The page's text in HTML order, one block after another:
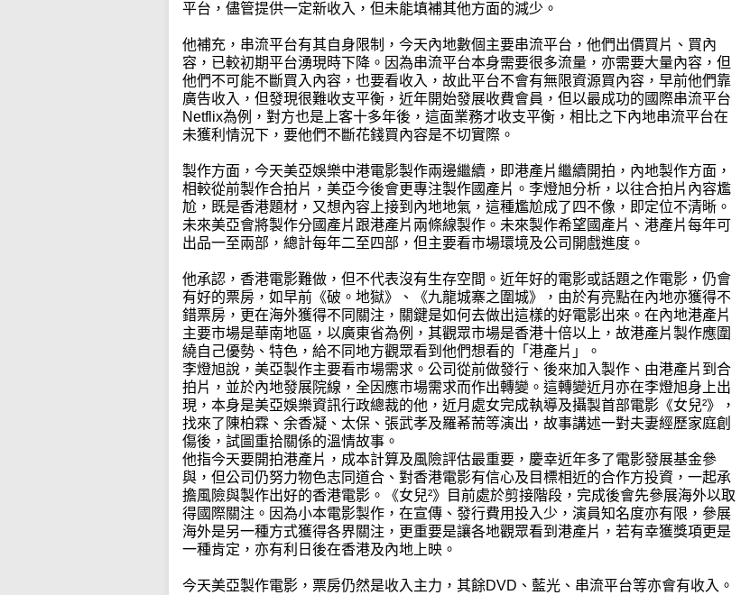
平台，儘管提供一定新收入，但未能填補其他方面的減少。
他補充，串流平台有其自身限制，今天內地數個主要串流平台，他們出價買片、買內
容，已較初期平台湧現時下降。因為串流平台本身需要很多流量，亦需要大量內容，但
他們不可能不斷買入內容，也要看收入，故此平台不會有無限資源買內容，早前他們靠
廣告收入，但發現很難收支平衡，近年開始發展收費會員，但以最成功的國際串流平台
Netflix為例，對方也是上客十多年後，這面業務才收支平衡，相比之下內地串流平台在
未獲利情況下，要他們不斷花錢買內容是不切實際。
製作方面，今天美亞娛樂中港電影製作兩邊繼續，即港產片繼續開拍，內地製作方面，
相較從前製作合拍片，美亞今後會更專注製作國產片。李燈旭分析，以往合拍片內容尷
尬，既是香港題材，又想內容上接到內地地氣，這種尷尬成了四不像，即定位不清晰。
未來美亞會將製作分國產片跟港產片兩條線製作。未來製作希望國產片、港產片每年可
出品一至兩部，總計每年二至四部，但主要看市場環境及公司開戲進度。
他承認，香港電影難做，但不代表沒有生存空間。近年好的電影或話題之作電影，仍會
有好的票房，如早前《破。地獄》、《九龍城寨之圍城》，由於有亮點在內地亦獲得不
錯票房，更在海外獲得不同關注，關鍵是如何去做出這樣的好電影出來。在內地港產片
主要市場是華南地區，以廣東省為例，其觀眾市場是香港十倍以上，故港產片製作應圍
繞自己優勢、特色，給不同地方觀眾看到他們想看的「港產片」。
李燈旭說，美亞製作主要看市場需求。公司從前做發行、後來加入製作、由港產片到合
拍片，並於內地發展院線，全因應市場需求而作出轉變。這轉變近月亦在李燈旭身上出
現，本身是美亞娛樂資訊行政總裁的他，近月處女完成執導及攝製首部電影《女兒²》，
找來了陳柏霖、余香凝、太保、張武孝及羅莃荋等演出，故事講述一對夫妻經歷家庭創
傷後，試圖重拾關係的溫情故事。
他指今天要開拍港產片，成本計算及風險評估最重要，慶幸近年多了電影發展基金參
與，但公司仍努力物色志同道合、對香港電影有信心及目標相近的合作方投資，一起承
擔風險與製作出好的香港電影。《女兒²》目前處於剪接階段，完成後會先參展海外以取
得國際關注。因為小本電影製作，在宣傳、發行費用投入少，演員知名度亦有限，參展
海外是另一種方式獲得各界關注，更重要是讓各地觀眾看到港產片，若有幸獲獎項更是
一種肯定，亦有利日後在香港及內地上映。
今天美亞製作電影，票房仍然是收入主力，其餘DVD、藍光、串流平台等亦會有收入。